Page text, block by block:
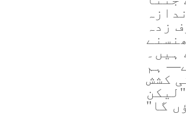
زدہ
ہیں۔
ہم
کشش
گا"